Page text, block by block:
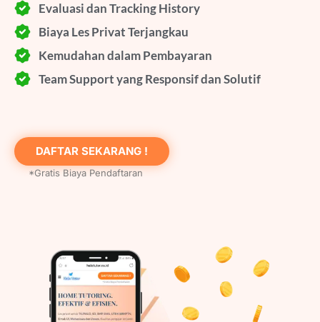
Evaluasi dan Tracking History
Biaya Les Privat Terjangkau
Kemudahan dalam Pembayaran
Team Support yang Responsif dan Solutif
DAFTAR SEKARANG !
*Gratis Biaya Pendaftaran